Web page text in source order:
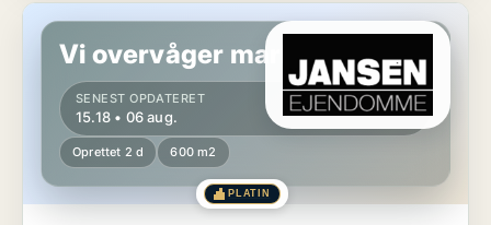
Butik i Hobro
Vi overvåger markedet!
SENEST OPDATERET
15.18 • 06 aug.
Oprettet 2 d 600 m2
PLATIN